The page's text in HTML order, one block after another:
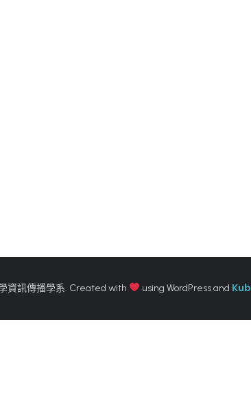
資訊傳播學系. Created with using WordPress and